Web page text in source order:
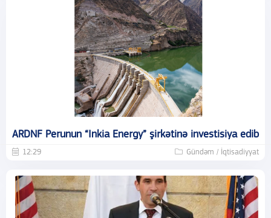
ARDNF Perunun “Inkia Energy” şirkətinə investisiya edib
12:29 Gündəm / İqtisadiyyat